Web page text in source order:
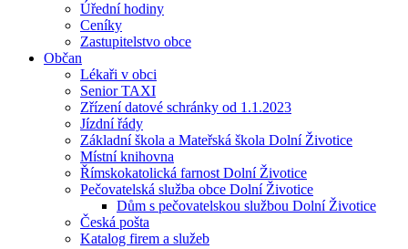
Úřední hodiny
Ceníky
Zastupitelstvo obce
Občan
Lékaři v obci
Senior TAXI
Zřízení datové schránky od 1.1.2023
Jízdní řády
Základní škola a Mateřská škola Dolní Životice
Místní knihovna
Římskokatolická farnost Dolní Životice
Pečovatelská služba obce Dolní Životice
Dům s pečovatelskou službou Dolní Životice
Česká pošta
Katalog firem a služeb